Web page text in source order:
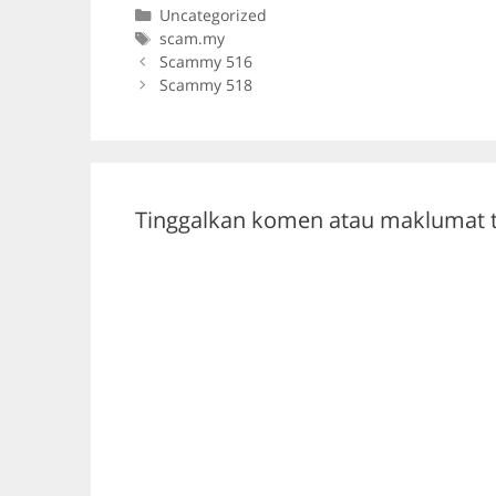
e
b
er gr
Categories
Uncategorized
Tags
scam.my
Scammy 516
Scammy 518
Tinggalkan komen atau maklumat